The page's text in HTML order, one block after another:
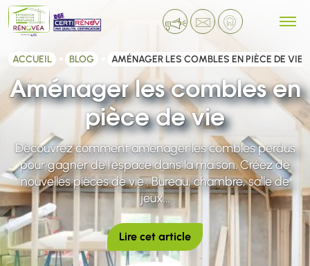
ACCUEIL BLOG AMÉNAGER LES COMBLES EN PIÈCE DE VIE
Aménager les combles en
pièce de vie
Découvrez comment aménager les combles perdus
pour gagner de l'espace dans la maison. Créez de
nouvelles pièces de vie : Bureau, chambre, salle de
jeux...
Lire cet article